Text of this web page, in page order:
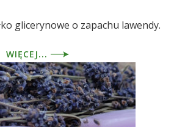
glicerynowe o zapachu lawendy.
WIĘCEJ...